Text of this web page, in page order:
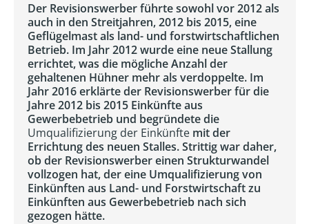
Der Revisionswerber führte sowohl vor 2012 als
auch in den Streitjahren, 2012 bis 2015, eine
Geflügelmast als land- und forstwirtschaftlichen
Betrieb. Im Jahr 2012 wurde eine neue Stallung
errichtet, was die mögliche Anzahl der
gehaltenen Hühner mehr als verdoppelte. Im
Jahr 2016 erklärte der Revisionswerber für die
Jahre 2012 bis 2015 Einkünfte aus
Gewerbebetrieb und begründete die
Umqualifizierung der Einkünfte mit der
Errichtung des neuen Stalles. Strittig war daher,
ob der Revisionswerber einen Strukturwandel
vollzogen hat, der eine Umqualifizierung von
Einkünften aus Land- und Forstwirtschaft zu
Einkünften aus Gewerbebetrieb nach sich
gezogen hätte.